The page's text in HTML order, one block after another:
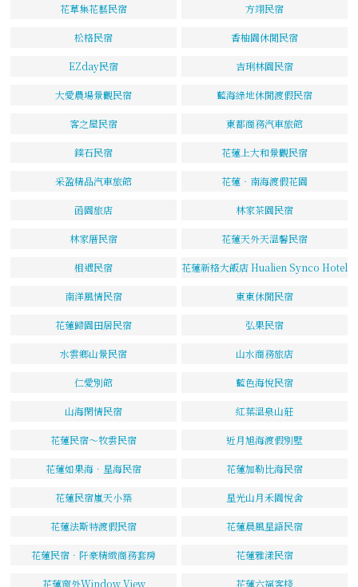
花草集花藝民宿 方翊民宿
松格民宿 香柚園休閒民宿
EZday民宿 吉琍林園民宿
大愛農場景觀民宿 藍海綠地休閒渡假民宿
客之屋民宿 東都商務汽車旅館
鏷石民宿 花蓮上大和景觀民宿
采盈精品汽車旅館 花蓮‧南海渡假花園
函園旅店 林家茶園民宿
林家厝民宿 花蓮天外天溫馨民宿
相遇民宿 花蓮新格大飯店 Hualien Synco Hotel
南洋風情民宿 東東休閒民宿
花蓮歸園田居民宿 弘果民宿
水雲鄉山景民宿 山水商務旅店
仁愛別館 藍色海悅民宿
山海閑情民宿 紅葉溫泉山莊
花蓮民宿～牧雲民宿 近月旭海渡假別墅
花蓮如果海．星海民宿 花蓮加勒比海民宿
花蓮民宿嵐天小築 星光山月禾園悅舍
花蓮法斯特渡假民宿 花蓮晨風星語民宿
花蓮民宿．阡豪精緻商務套房 花蓮雅漾民宿
花蓮窗外Window View 花蓮六福客棧